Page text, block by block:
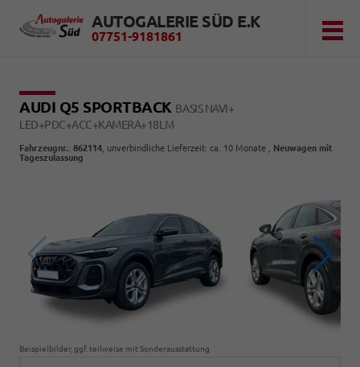
AUTOGALERIE SÜD E.K
07751-9181861
AUDI Q5 SPORTBACK BASIS NAVI+
LED+PDC+ACC+KAMERA+18LM
Fahrzeugnr.: 862114 , unverbindliche Lieferzeit: ca. 10 Monate , Neuwagen mit
Tageszulassung
Beispielbilder, ggf. teilweise mit Sonderausstattung